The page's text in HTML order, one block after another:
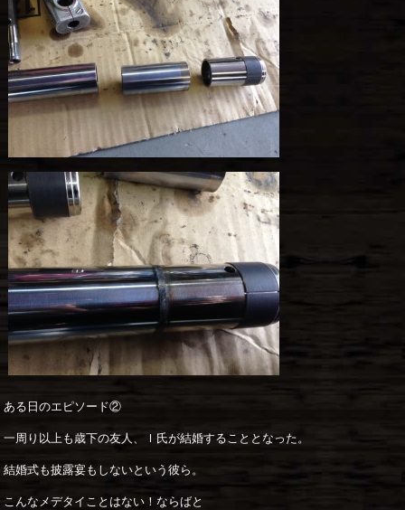
ある日のエピソード②
一周り以上も歳下の友人、Ｉ氏が結婚することとなった。
結婚式も披露宴もしないという彼ら。
こんなメデタイことはない！ならばと